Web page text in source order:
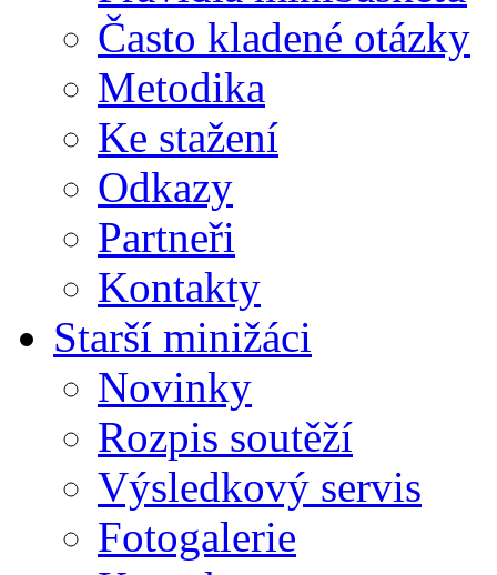
Často kladené otázky
Metodika
Ke stažení
Odkazy
Partneři
Kontakty
Starší minižáci
Novinky
Rozpis soutěží
Výsledkový servis
Fotogalerie